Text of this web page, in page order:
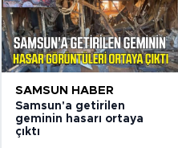
SAMSUN HABER
Samsun'a getirilen
geminin hasarı ortaya
çıktı